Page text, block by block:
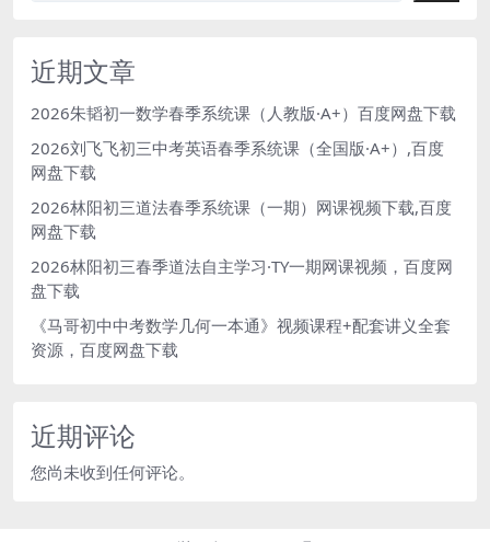
近期文章
2026朱韬初一数学春季系统课（人教版·A+）百度网盘下载
2026刘飞飞初三中考英语春季系统课（全国版·A+）,百度
网盘下载
2026林阳初三道法春季系统课（一期）网课视频下载,百度
网盘下载
2026林阳初三春季道法自主学习·TY一期网课视频，百度网
盘下载
《马哥初中中考数学几何一本通》视频课程+配套讲义全套
资源，百度网盘下载
近期评论
您尚未收到任何评论。